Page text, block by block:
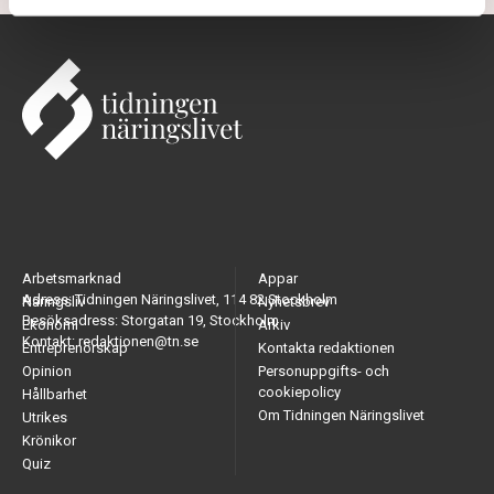
Adress: Tidningen Näringslivet, 114 82 Stockholm
Besöksadress: Storgatan 19, Stockholm
Kontakt: redaktionen@tn.se
Arbetsmarknad
Näringsliv
Ekonomi
Entreprenörskap
Opinion
Hållbarhet
Utrikes
Krönikor
Quiz
Appar
Nyhetsbrev
Arkiv
Kontakta redaktionen
Personuppgifts- och
cookiepolicy
Om Tidningen Näringslivet